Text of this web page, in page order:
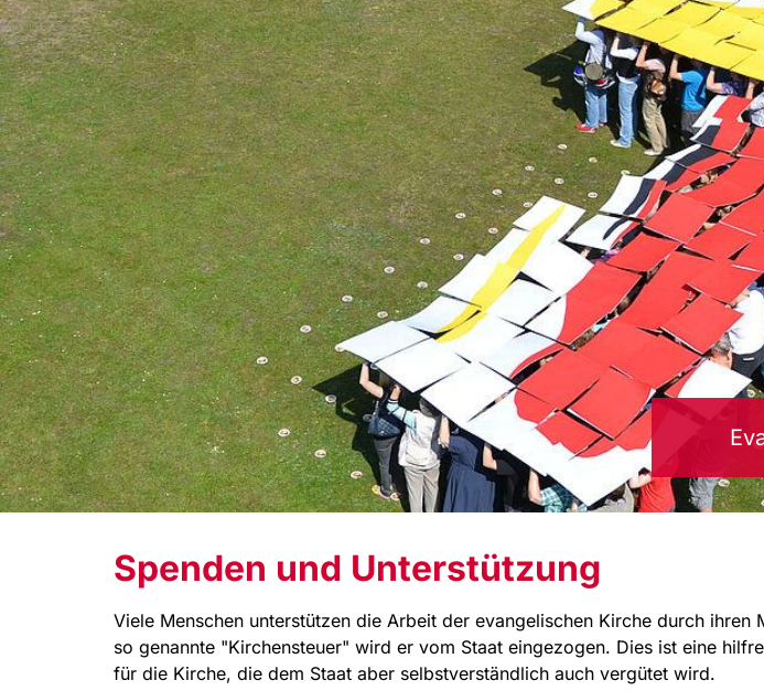
Spenden und Unterstützung
Viele Menschen unterstützen die Arbeit der evangelischen Kirche durch ihren
so genannte "Kirchensteuer" wird er vom Staat eingezogen. Dies ist eine
für die Kirche, die dem Staat aber selbstverständlich auch vergütet wird.